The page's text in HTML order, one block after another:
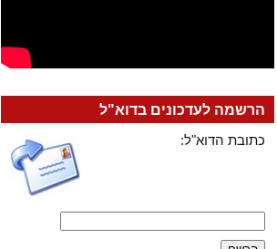
הרשמה לעדכונים בדוא"ל
כתובת הדוא"ל: